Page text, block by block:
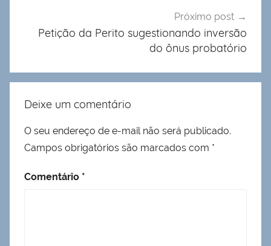
Próximo post
Petição da Perito sugestionando inversão
do ônus probatório
Deixe um comentário
O seu endereço de e-mail não será publicado.
Campos obrigatórios são marcados com *
Comentário *